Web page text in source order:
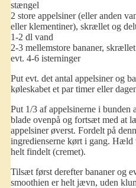
stængel
2 store appelsiner (eller anden
eller klementiner), skrællet og
1-2 dl vand
2-3 mellemstore bananer,
evt. 4-6 isterninger
Put evt. det antal appelsiner og
køleskabet et par timer eller
Put 1/3 af appelsinerne i bunden
blade ovenpå og fortsæt med at
appelsiner øverst. Fordelt på
ingredienserne kørt i gang. Hæld
helt findelt (cremet).
Tilsæt først derefter bananer og
smoothien er helt jævn, uden